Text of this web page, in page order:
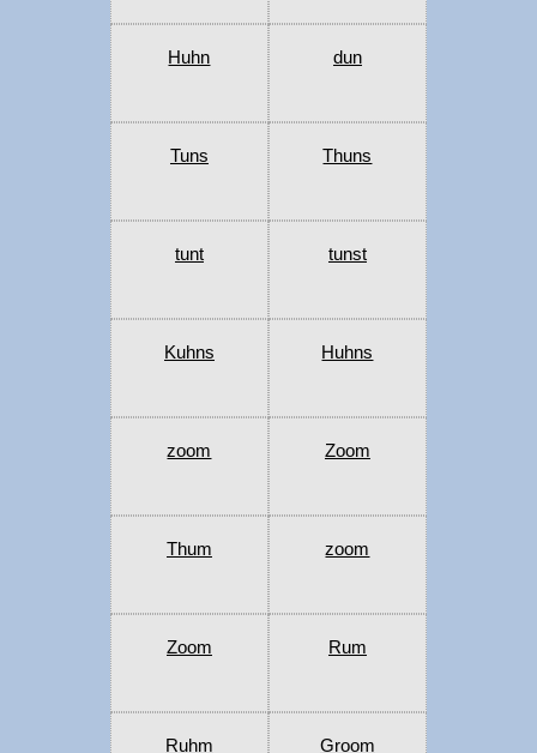
Huhn dun
Tuns Thuns
tunt tunst
Kuhns Huhns
zoom Zoom
Thum zoom
Zoom Rum
Ruhm Groom